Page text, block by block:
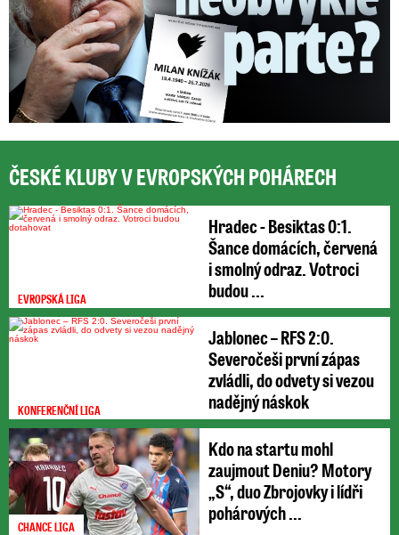
ČESKÉ KLUBY V EVROPSKÝCH POHÁRECH
EVROPSKÁ LIGA
Hradec - Besiktas 0:1.
Šance domácích, červená
i smolný odraz. Votroci
budou ...
KONFERENČNÍ LIGA
Jablonec – RFS 2:0.
Severočeši první zápas
zvládli, do odvety si vezou
nadějný náskok
CHANCE LIGA
Kdo na startu mohl
zaujmout Deniu? Motory
„S“, duo Zbrojovky i lídři
pohárových ...